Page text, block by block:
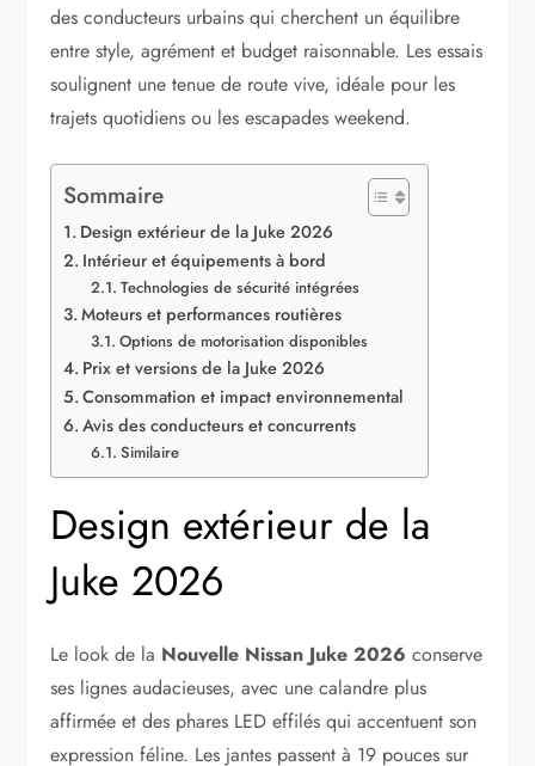
des conducteurs urbains qui cherchent un équilibre
entre style, agrément et budget raisonnable. Les essais
soulignent une tenue de route vive, idéale pour les
trajets quotidiens ou les escapades weekend.
Sommaire
Design extérieur de la Juke 2026
Intérieur et équipements à bord
Technologies de sécurité intégrées
Moteurs et performances routières
Options de motorisation disponibles
Prix et versions de la Juke 2026
Consommation et impact environnemental
Avis des conducteurs et concurrents
Similaire
Design extérieur de la
Juke 2026
Le look de la Nouvelle Nissan Juke 2026 conserve
ses lignes audacieuses, avec une calandre plus
affirmée et des phares LED effilés qui accentuent son
expression féline. Les jantes passent à 19 pouces sur